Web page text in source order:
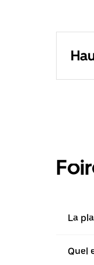
La
Quel